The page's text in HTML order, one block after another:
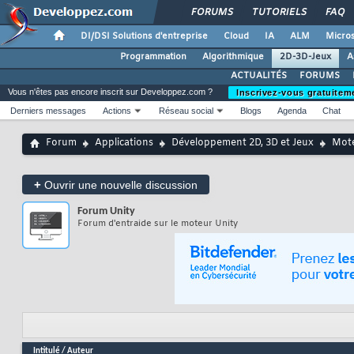
FORUMS TUTORIELS FAQ
DI/DSI Solutions d'entreprise Cloud IA ALM
Programmation
Algorithmique 2D-3D-Jeux
ACTUALITÉS
FORUMS
Vous n'êtes pas encore inscrit sur Developpez.com ?
Inscrivez-vous
Derniers messages
Actions Réseau social Blogs Agenda Chat
Forum Applications Développement 2D, 3D et Jeux
+ Ouvrir une nouvelle discussion
Forum Unity
Forum d'entraide sur le moteur Unity
Intitulé/ Auteur